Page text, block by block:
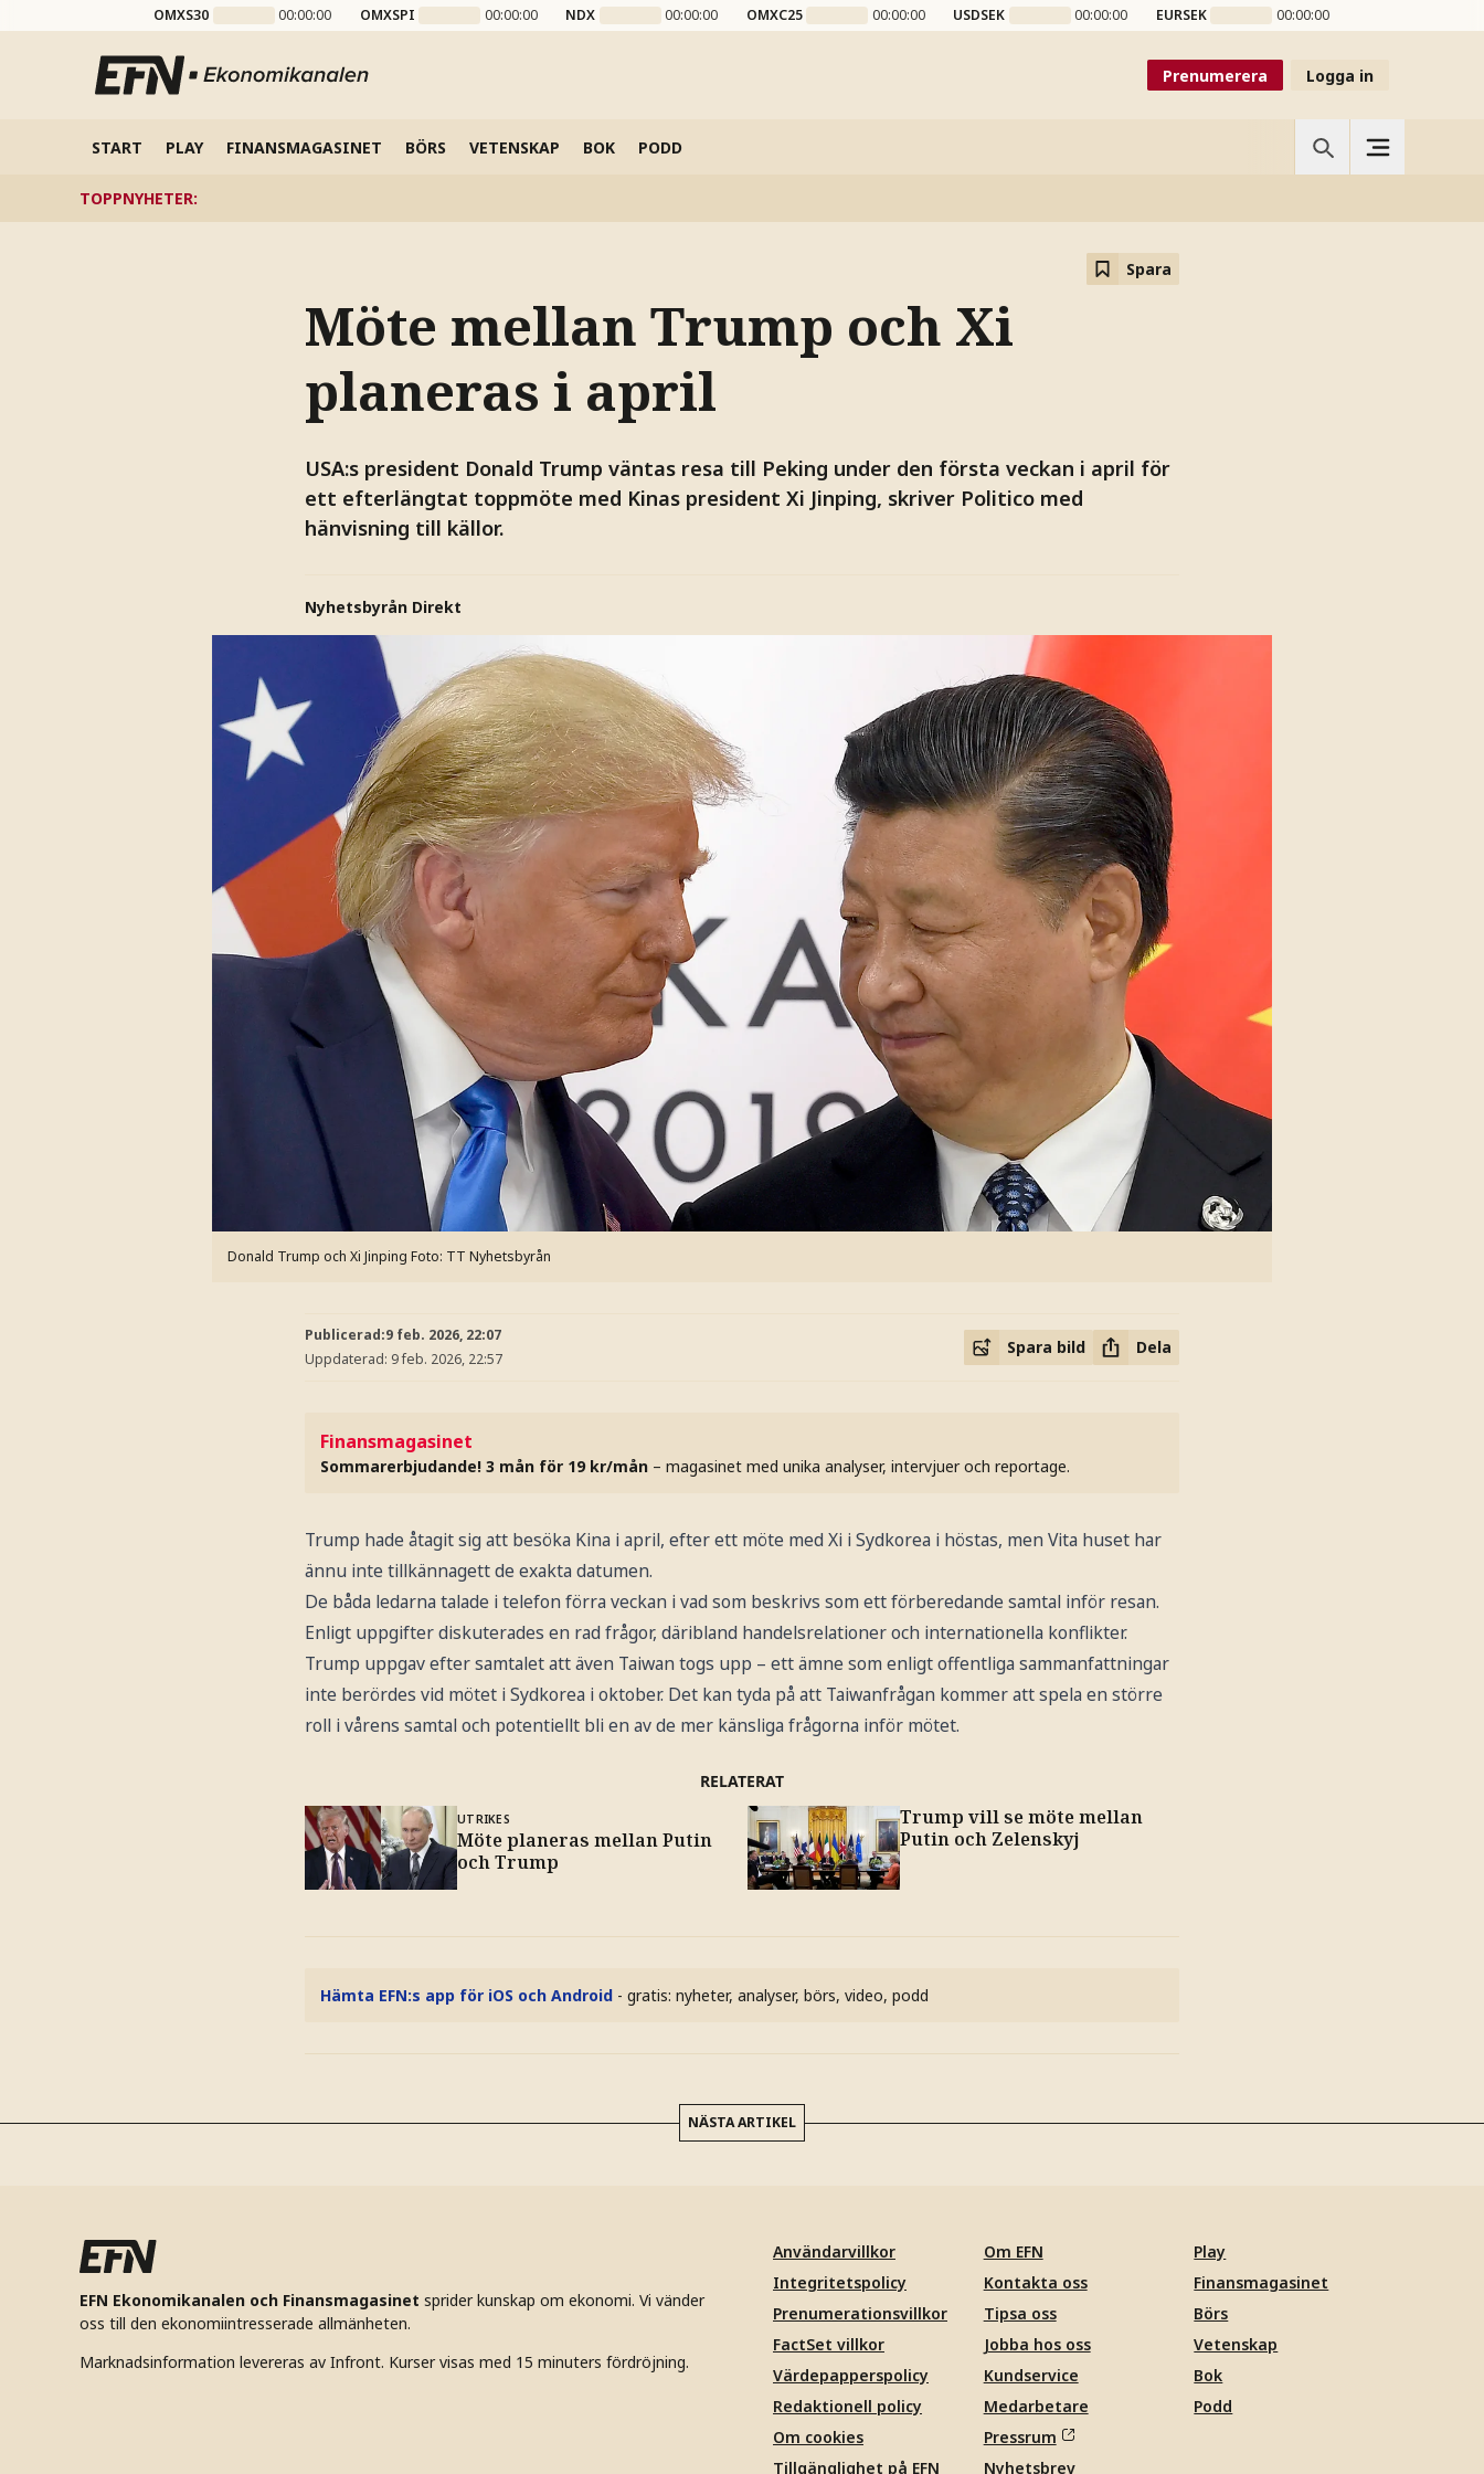
OMXS30 00:00:00 OMXSPI 00:00:00 NDX 00:00:00 OMXC25 00:00:00 USDSEK 00:00:00 EURSEK 00:00:00
Prenumerera Logga in
START PLAY FINANSMAGASINET BÖRS VETENSKAP BOK PODD
TOPPNYHETER:
Spara
Möte mellan Trump och Xi
planeras i april
USA:s president Donald Trump väntas resa till Peking under den första veckan i april för
ett efterlängtat toppmöte med Kinas president Xi Jinping, skriver Politico med
hänvisning till källor.
Nyhetsbyrån Direkt
Donald Trump och Xi Jinping Foto: TT Nyhetsbyrån
Publicerad:9 feb. 2026, 22:07
Uppdaterad: 9 feb. 2026, 22:57
Spara bild Dela
Finansmagasinet
Sommarerbjudande! 3 mån för 19 kr/mån – magasinet med unika analyser, intervjuer och reportage.
Trump hade åtagit sig att besöka Kina i april, efter ett möte med Xi i Sydkorea i höstas, men Vita huset har
ännu inte tillkännagett de exakta datumen.
De båda ledarna talade i telefon förra veckan i vad som beskrivs som ett förberedande samtal inför resan.
Enligt uppgifter diskuterades en rad frågor, däribland handelsrelationer och internationella konflikter.
Trump uppgav efter samtalet att även Taiwan togs upp – ett ämne som enligt offentliga sammanfattningar
inte berördes vid mötet i Sydkorea i oktober. Det kan tyda på att Taiwanfrågan kommer att spela en större
roll i vårens samtal och potentiellt bli en av de mer känsliga frågorna inför mötet.
RELATERAT
UTRIKES
Möte planeras mellan Putin
och Trump
Trump vill se möte mellan
Putin och Zelenskyj
Hämta EFN:s app för iOS och Android - gratis: nyheter, analyser, börs, video, podd
NÄSTA ARTIKEL
EFN Ekonomikanalen och Finansmagasinet sprider kunskap om ekonomi. Vi vänder
oss till den ekonomiintresserade allmänheten.
Marknadsinformation levereras av Infront. Kurser visas med 15 minuters fördröjning.
Användarvillkor
Integritetspolicy
Prenumerationsvillkor
FactSet villkor
Värdepapperspolicy
Redaktionell policy
Om cookies
Tillgänglighet på EFN
Om EFN
Kontakta oss
Tipsa oss
Jobba hos oss
Kundservice
Medarbetare
Pressrum
Nyhetsbrev
Play
Finansmagasinet
Börs
Vetenskap
Bok
Podd